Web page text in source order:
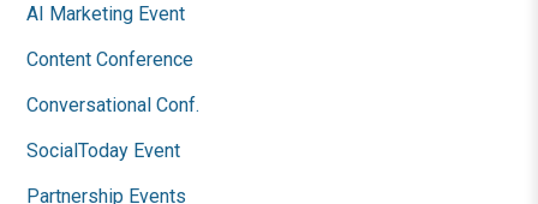
AI Marketing Event
Content Conference
Conversational Conf.
SocialToday Event
Partnership Events